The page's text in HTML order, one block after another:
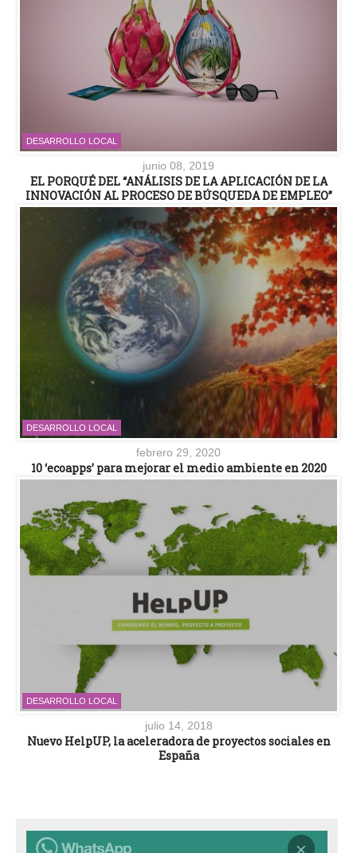
DESARROLLO LOCAL
junio 08, 2019
EL PORQUÉ DEL “ANÁLISIS DE LA APLICACIÓN DE LA
INNOVACIÓN AL PROCESO DE BÚSQUEDA DE EMPLEO”
DESARROLLO LOCAL
febrero 29, 2020
10 ‘ecoapps’ para mejorar el medio ambiente en 2020
DESARROLLO LOCAL
julio 14, 2018
Nuevo HelpUP, la aceleradora de proyectos sociales en
España